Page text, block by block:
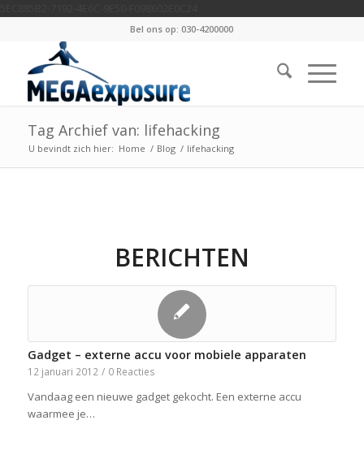
Bel ons op: 030-4200000
Tag Archief van: lifehacking
U bevindt zich hier: Home / Blog / lifehacking
BERICHTEN
Gadget – externe accu voor mobiele apparaten
12 januari 2012 / 0 Reacties
Vandaag een nieuwe gadget gekocht. Een externe accu
waarmee je…